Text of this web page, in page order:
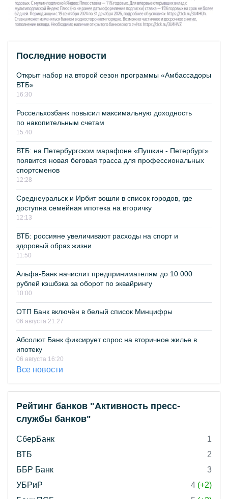
Последние новости
Открыт набор на второй сезон программы «Амбассадоры
ВТБ»
16:30
Россельхозбанк повысил максимальную доходность
по накопительным счетам
15:40
ВТБ: на Петербургском марафоне «Пушкин - Петербург»
появится новая беговая трасса для профессиональных
спортсменов
12:28
Среднеуральск и Ирбит вошли в список городов, где
доступна семейная ипотека на вторичку
12:13
ВТБ: россияне увеличивают расходы на спорт и
здоровый образ жизни
11:50
Альфа-Банк начислит предпринимателям до 10 000
рублей кэшбэка за оборот по эквайрингу
10:00
ОТП Банк включён в белый список Минцифры
06 августа 21:27
Абсолют Банк фиксирует спрос на вторичное жилье в
ипотеку
06 августа 16:20
Все новости
Рейтинг банков "Активность пресс-
службы банков"
СберБанк
1
ВТБ
2
ББР Банк
3
УБРиР
4 (+2)